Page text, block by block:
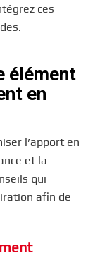
ces
élément
en
l’apport en
et la
qui
afin de